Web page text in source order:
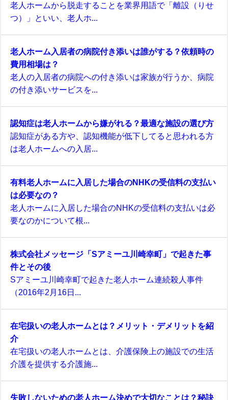
老人ホームから脱走することを業界用語で「離設（りせ
つ）」といい、老人ホ...
老人ホーム入居者の病院付き添いは誰がする？依頼時の
費用相場は？
老人の入居者の病院への付き添いは家族が行うか、病院
の付き添いサービスを...
認知症は老人ホームから嫌がれる？最適な施設の選び方
認知症がある方や、認知機能が低下してると思われる方
は老人ホームへの入居...
有料老人ホームに入居した場合のNHKの受信料の支払い
は必要なの？
老人ホームに入居した場合のNHKの受信料の支払いは必
要なのかについて根...
株式会社メッセージ「Sアミーユ川崎幸町」で起きた事
件とその後
Sアミーユ川崎幸町で起きた老人ホーム連続殺人事件
（2016年2月16日...
在宅扱いの老人ホームとは？メリット・デメリットを紹
介
在宅扱いの老人ホームとは、介護保険上の施設での生活
介護を提供する介護施...
失敗しないための老人ホーム決めで大切なことは？秘訣